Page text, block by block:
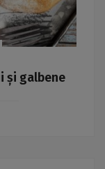
și galbene